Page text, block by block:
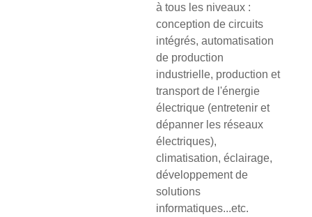
à tous les niveaux :
conception de circuits
intégrés, automatisation
de production
industrielle, production et
transport de l'énergie
électrique (entretenir et
dépanner les réseaux
électriques),
climatisation, éclairage,
développement de
solutions
informatiques...etc.